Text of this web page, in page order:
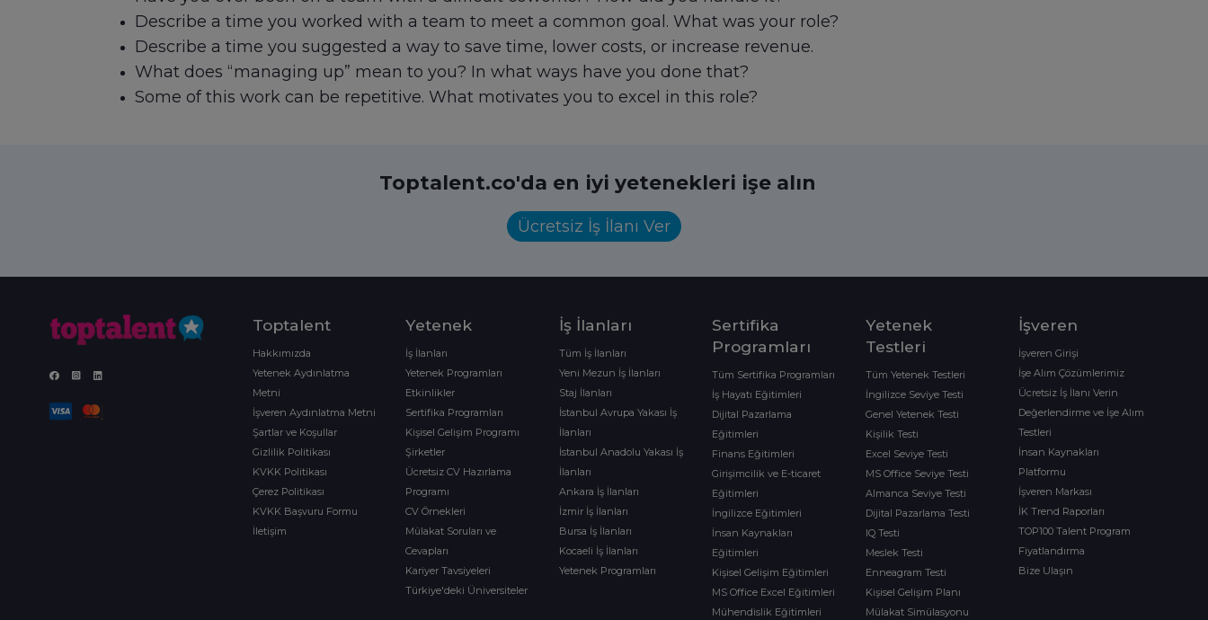
Describe a time you worked with a team to meet a common goal. What was your role?
Describe a time you suggested a way to save time, lower costs, or increase revenue.
What does “managing up” mean to you? In what ways have you done that?
Some of this work can be repetitive. What motivates you to excel in this role?
Toptalent.co'da en iyi yetenekleri işe alın
Ücretsiz İş İlanı Ver
Toptalent
Hakkımızda
Yetenek Aydınlatma
Metni
İşveren Aydınlatma Metni
Şartlar ve Koşullar
Gizlilik Politikası
KVKK Politikası
Çerez Politikası
KVKK Başvuru Formu
İletişim
Yetenek
İş İlanları
Yetenek Programları
Etkinlikler
Sertifika Programları
Kişisel Gelişim Programı
Şirketler
Ücretsiz CV Hazırlama
Programı
CV Örnekleri
Mülakat Soruları ve
Cevapları
Kariyer Tavsiyeleri
Türkiye'deki Üniversiteler
İş İlanları
Tüm İş İlanları
Yeni Mezun İş İlanları
Staj İlanları
İstanbul Avrupa Yakası İş
İlanları
İstanbul Anadolu Yakası İş
İlanları
Ankara İş İlanları
İzmir İş İlanları
Bursa İş İlanları
Kocaeli İş İlanları
Yetenek Programları
Sertifika
Programları
Tüm Sertifika Programları
İş Hayatı Eğitimleri
Dijital Pazarlama
Eğitimleri
Finans Eğitimleri
Girişimcilik ve E-ticaret
Eğitimleri
İngilizce Eğitimleri
İnsan Kaynakları
Eğitimleri
Kişisel Gelişim Eğitimleri
MS Office Excel Eğitimleri
Mühendislik Eğitimleri
Yetenek
Testleri
Tüm Yetenek Testleri
İngilizce Seviye Testi
Genel Yetenek Testi
Kişilik Testi
Excel Seviye Testi
MS Office Seviye Testi
Almanca Seviye Testi
Dijital Pazarlama Testi
IQ Testi
Meslek Testi
Enneagram Testi
Kişisel Gelişim Planı
Mülakat Simülasyonu
İşveren
İşveren Girişi
İşe Alım Çözümlerimiz
Ücretsiz İş İlanı Verin
Değerlendirme ve İşe Alım
Testleri
İnsan Kaynakları
Platformu
İşveren Markası
İK Trend Raporları
TOP100 Talent Program
Fiyatlandırma
Bize Ulaşın